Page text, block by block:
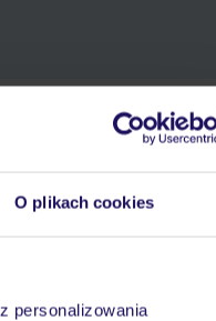
O plikach cookies
personalizowania
krajach